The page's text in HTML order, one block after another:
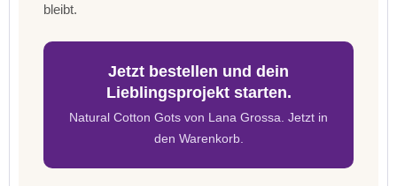
bleibt.
Jetzt bestellen und dein
Lieblingsprojekt starten.
Natural Cotton Gots von Lana Grossa. Jetzt in
den Warenkorb.